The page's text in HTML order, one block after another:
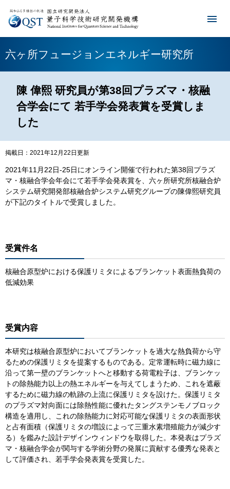
六ヶ所フュージョンエネルギー研究所
陳 偉熙 研究員が第38回プラズマ・核融
合学会にて 若手学会発表賞を受賞しま
した
掲載日：2021年12月22日更新
2021年11月22日-25日にオンライン開催で行われた第38回プラズ
マ・核融合学会年会にて若手学会発表賞を、六ヶ所研究所核融合炉
システム研究開発部核融合炉システム研究グループの陳偉熙研究員
が下記のタイトルで受賞しました。
受賞件名
核融合原型炉における保護リミタによるブランケット表面熱負荷の
低減効果
受賞内容
本研究は核融合原型炉においてブランケットを過大な熱負荷から守
るための保護リミタを提案するものである。定常運転時に磁力線に
沿って第一壁のブランケットへと移動する荷電粒子は、ブランケッ
トの除熱能力以上の熱エネルギーを与えてしまうため、これを遮蔽
するために磁力線の軌跡の上流に保護リミタを設けた。保護リミタ
のプラズマ対向面には除熱性能に優れたタングステンモノブロック
構造を適用し、これの除熱能力に対応可能な保護リミタの表面形状
と占有面積（保護リミタの増設によって三重水素増殖能力が減少す
る）を鑑みた設計デザインウィンドウを取得した。本発表はプラズ
マ・核融合学会が関与する学術分野の発展に貢献する優秀な発表と
して評価され、若手学会発表賞を受賞した。